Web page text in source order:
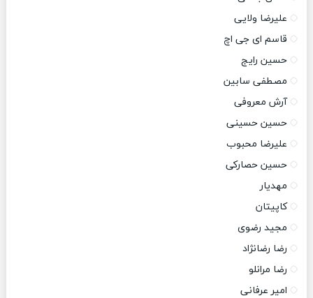
علیرضا ولایی
قاسم ای جی اچ
حسین رایج
مصطفی سابین
آرش معروفی
حسین حسینی
علیرضا محبوب
حسین حصارکی
مهدیار
کاپیتان
مجید رضوی
رضا رضانژاد
رضا مرانلو
امیر عرفانی